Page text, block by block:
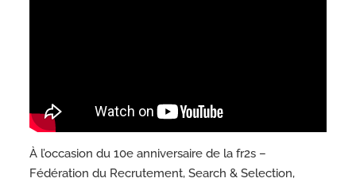
À l’occasion du 10e anniversaire de la fr2s –
Fédération du Recrutement, Search & Selection,